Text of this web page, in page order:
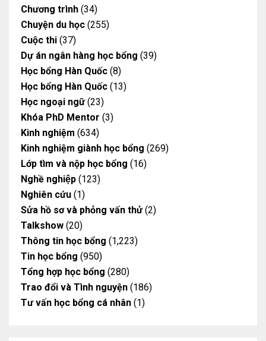
Chương trình (34)
Chuyện du học (255)
Cuộc thi (37)
Dự án ngân hàng học bổng (39)
Học bổng Hàn Quốc (8)
Học bổng Hàn Quốc (13)
Học ngoại ngữ(23)
Khóa PhD Mentor (3)
Kinh nghiệm (634)
Kinh nghiệm giành học bổng (269)
Lớp tìm và nộp học bổng (16)
Nghề nghiệp (123)
Nghiên cứu (1)
Sửa hồ sơ và phỏng vấn thử(2)
Talkshow (20)
Thông tin học bổng (1,223)
Tin học bổng (950)
Tổng hợp học bổng (280)
Trao đổi và Tình nguyện (186)
Tư vấn học bổng cá nhân (1)